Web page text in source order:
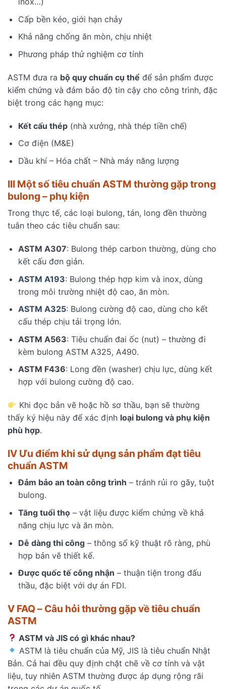
Cấp bền kéo, giới hạn chảy
Khả năng chống ăn mòn, chịu nhiệt
Phương pháp thử nghiệm cơ tính
ASTM đưa ra bộ quy chuẩn cụ thể để sản phẩm được
kiểm chứng và đảm bảo độ tin cậy cho công trình, đặc
biệt trong các hạng mục:
Kết cấu thép(nhà xưởng, nhà thép tiền chế)
Cơ điện (M&E)
Dầu khí – Hóa chất – Nhà máy năng lượng
III Một số tiêu chuẩn ASTM thường gặp trong
bulong – phụ kiện
Trong thực tế, các loại bulong, tán, long đền thường
tuân theo các tiêu chuẩn sau:
ASTM A307: Bulong thép carbon thường, dùng cho
kết cấu đơn giản.
ASTM A193: Bulong thép hợp kim và inox, dùng
trong môi trường nhiệt độ cao, ăn mòn.
ASTM A325: Bulong cường độ cao, dùng cho kết
cấu thép chịu tải trọng lớn.
ASTM A563: Tiêu chuẩn đai ốc (nut) – thường đi
kèm bulong ASTM A325, A490.
ASTM F436: Long đền (washer) chịu lực, dùng kết
hợp với bulong cường độ cao.
Khi đọc bản vẽ hoặc hồ sơ thầu, bạn sẽ thường
thấy ký hiệu này để xác định loại bulong và phụ kiện
phù hợp.
IV Ưu điểm khi sử dụng sản phẩm đạt tiêu
chuẩn ASTM
Đảm bảo an toàn công trình – tránh rủi ro gãy, tuột
bulong.
Tăng tuổi thọ– vật liệu được kiểm chứng về khả
năng chịu lực và ăn mòn.
Dễ dàng thi công– thông số kỹ thuật rõ ràng, phù
hợp bản vẽ thiết kế.
Được quốc tế công nhận – thuận tiện trong đấu
thầu, đặc biệt với dự án FDI.
V FAQ – Câu hỏi thường gặp về tiêu chuẩn
ASTM
ASTM và JIS có gì khác nhau?
ASTM là tiêu chuẩn của Mỹ, JIS là tiêu chuẩn Nhật
Bản. Cả hai đều quy định chặt chẽ về cơ tính và vật
liệu, tuy nhiên ASTM thường được áp dụng rộng rãi